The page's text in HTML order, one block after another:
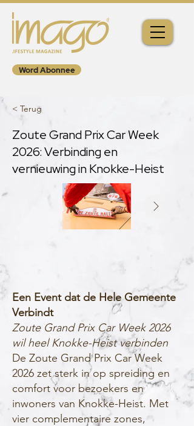
Word Abonnee
< Terug
Zoute Grand Prix Car Week
2026: Verbinding en
vernieuwing in Knokke-Heist
Een Event dat de Hele Gemeente
Verbindt
Zoute Grand Prix Car Week 2026
wil heel Knokke-Heist verbinden
De Zoute Grand Prix Car Week
2026 zet sterk in op spreiding en
comfort voor bezoekers en
inwoners van Knokke-Heist. Met
vier complementaire zones,